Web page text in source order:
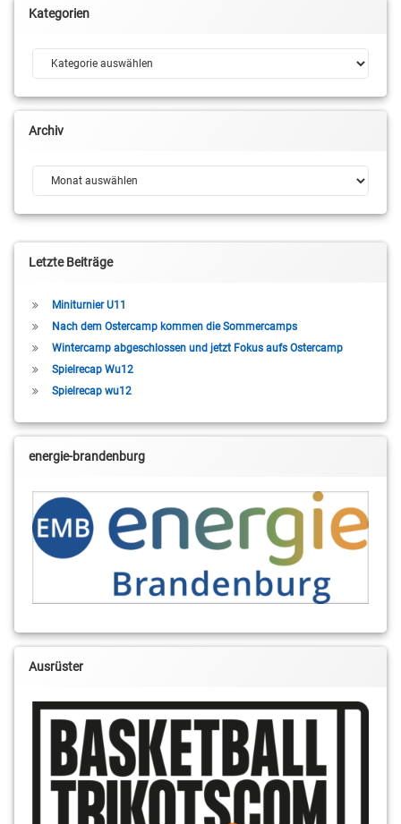
Kategorien
Kategorien
Archiv
Archiv
Letzte Beiträge
Miniturnier U11
Nach dem Ostercamp kommen die Sommercamps
Wintercamp abgeschlossen und jetzt Fokus aufs Ostercamp
Spielrecap Wu12
Spielrecap wu12
energie-brandenburg
Ausrüster